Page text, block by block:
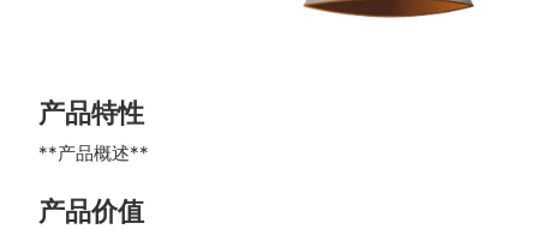
产品特性
**产品概述**
产品价值